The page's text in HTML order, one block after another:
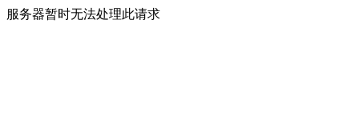
服务器暂时无法处理此请求